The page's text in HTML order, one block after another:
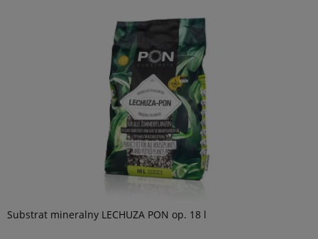
Substrat mineralny LECHUZA PON op. 18 l